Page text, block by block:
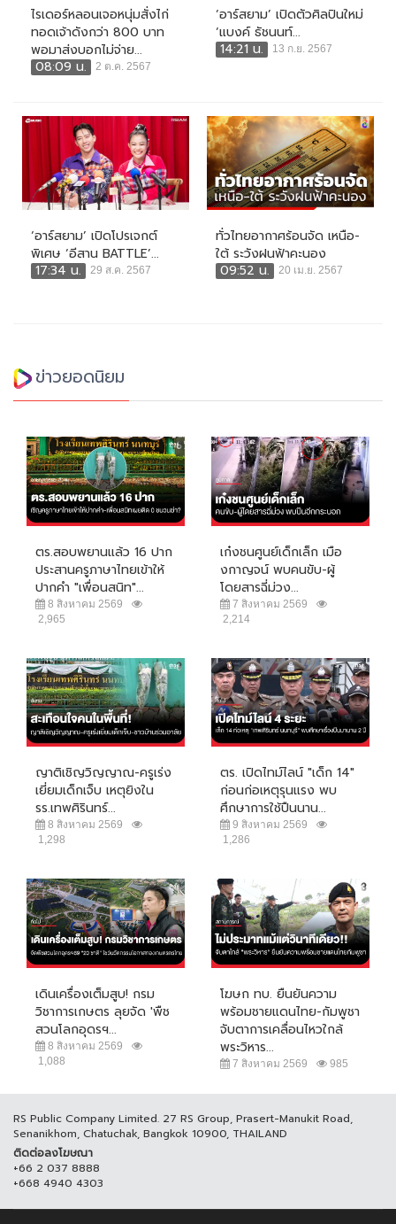
ไรเดอร์หลอนเจอหนุ่มสั่งไก่
ทอดเจ้าดังกว่า 800 บาท
พอมาส่งบอกไม่จ่าย...
08:09 น.
2 ต.ค. 2567
‘อาร์สยาม’ เปิดตัวศิลปินใหม่
‘แบงค์ ธัชนนท์...
14:21 น.
13 ก.ย. 2567
‘อาร์สยาม’ เปิดโปรเจกต์
พิเศษ ‘อีสาน BATTLE’...
17:34 น.
29 ส.ค. 2567
ทั่วไทยอากาศร้อนจัด เหนือ-
ใต้ ระวังฝนฟ้าคะนอง
09:52 น.
20 เม.ย. 2567
ข่าวยอดนิยม
ตร.สอบพยานแล้ว 16 ปาก
ประสานครูภาษาไทยเข้าให้
ปากคำ "เพื่อนสนิท"...
8 สิงหาคม 2569
2,965
เก๋งชนศูนย์เด็กเล็ก เมือ
งกาญจน์ พบคนขับ-ผู้
โดยสารฉี่ม่วง...
7 สิงหาคม 2569
2,214
ญาติเชิญวิญญาณ-ครูเร่ง
เยี่ยมเด็กเจ็บ เหตุยิงใน
รร.เทพศิรินทร์...
8 สิงหาคม 2569
1,298
ตร. เปิดไทม์ไลน์ "เด็ก 14"
ก่อนก่อเหตุรุนแรง พบ
ศึกษาการใช้ปืนนาน...
9 สิงหาคม 2569
1,286
เดินเครื่องเต็มสูบ! กรม
วิชาการเกษตร ลุยจัด 'พืช
สวนโลกอุดรฯ...
8 สิงหาคม 2569
1,088
โฆษก ทบ. ยืนยันความ
พร้อมชายแดนไทย-กัมพูชา
จับตาการเคลื่อนไหวใกล้
พระวิหาร...
7 สิงหาคม 2569 985
RS Public Company Limited. 27 RS Group, Prasert-Manukit Road,
Senanikhom, Chatuchak, Bangkok 10900, THAILAND
ติดต่อลงโฆษณา
+66 2 037 8888
+668 4940 4303